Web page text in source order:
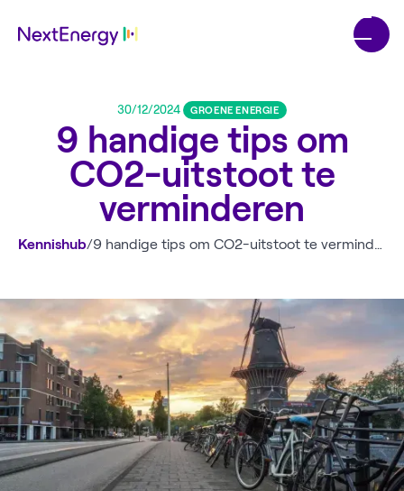
30/12/2024 GROENE ENERGIE
9 handige tips om
CO2-uitstoot te
verminderen
Kennishub/ 9 handige tips om CO2-uitstoot te verminderen